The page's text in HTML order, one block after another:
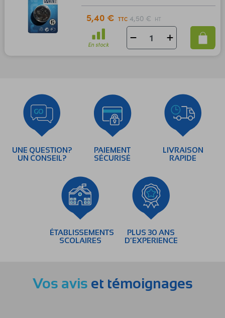
5,40 € TTC 4,50 € HT
En stock
UNE QUESTION?
UN CONSEIL?
PAIEMENT
SÉCURISÉ
LIVRAISON
RAPIDE
ÉTABLISSEMENTS
SCOLAIRES
PLUS 30 ANS
D’EXPERIENCE
Vos avis et témoignages